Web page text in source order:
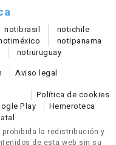
notibrasil notichile
méxico notipanama
notiuruguay
Aviso legal
Política de cookies
Play
Hemeroteca
la redistribución y
de esta web sin su